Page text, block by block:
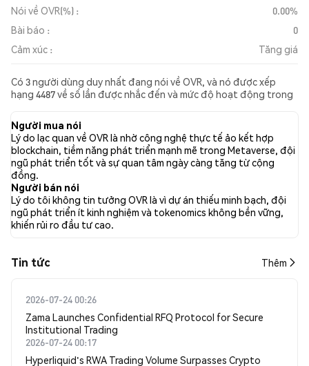
Nói về OVR(%) :
0.00%
Bài báo :
0
Cảm xúc :
Tăng giá
Có 3 người dùng duy nhất đang nói về OVR, và nó được xếp
hạng 4487 về số lần được nhắc đến và mức độ hoạt động trong
OVR trên tất cả các mạng xã hội là Tăng giá. Cuối cùng, có 0 bài
báo tin tức được xuất bản về OVR. Trên Twitter, 66.67% tweet
thể hiện cảm xúc tích cực (tăng giá), so với 0.00% tweet có cảm
xúc tiêu cực (giảm giá) về OVR. 33.33% tweet có cảm xúc trung
lập về OVR. Phân tích cảm xúc này dựa trên 3 tweet.
Người mua nói
Lý do lạc quan về OVR là nhờ công nghệ thực tế ảo kết hợp
blockchain, tiềm năng phát triển mạnh mẽ trong Metaverse, đội
ngũ phát triển tốt và sự quan tâm ngày càng tăng từ cộng
đồng.
Người bán nói
Lý do tôi không tin tưởng OVR là vì dự án thiếu minh bạch, đội
ngũ phát triển ít kinh nghiệm và tokenomics không bền vững,
khiến rủi ro đầu tư cao.
Tin tức Thêm
2026-07-24 00:26
Zama Launches Confidential RFQ Protocol for Secure
Institutional Trading
2026-07-24 00:17
Hyperliquid's RWA Trading Volume Surpasses Crypto